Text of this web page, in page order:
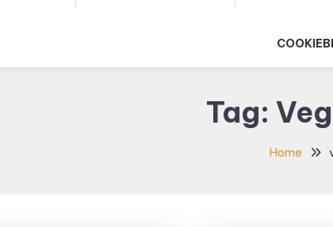
Tag:
Home